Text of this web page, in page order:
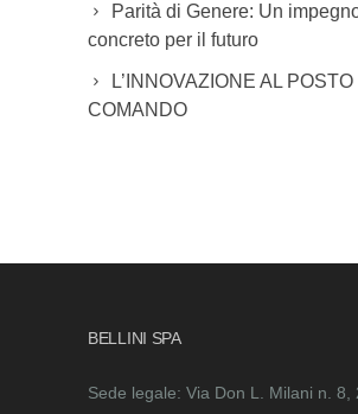
Parità di Genere: Un
concreto per il futuro
L’INNOVAZIONE AL POSTO
COMANDO
BELLINI SPA
Sede legale: Via Don L. Milani n. 8,